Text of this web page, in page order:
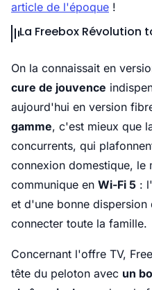
article de l'époque !
La Freebox Révolution
On la connaissait en
cure de jouvence
aujourd'hui en version
gamme, c'est mieux que
concurrents, qui
connexion domestique, le
communique en Wi-Fi 5 :
et d'une bonne dispersion
connecter toute la famille.
Concernant l'offre TV,
tête du peloton avec un